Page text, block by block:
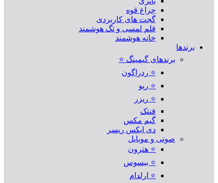
چراغ قوه
گجت های کاربردی
قلم لمسی و تگ هوشمند
خانه هوشمند
برندها
برندهای گیمینگ ⭐
⭐ ردراگون
⭐ رپو
⭐ ریزر
فنتک
گیم مکس
دی ایکس ریسر
صوتی و موبایل
⭐ هترون
⭐ بیسوس
⭐ ارلدام